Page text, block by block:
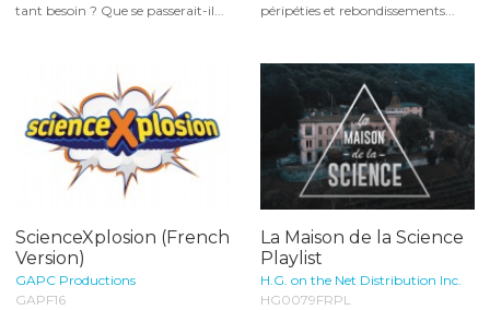
tant besoin ? Que se passerait-il...
péripéties et rebondissements...
ScienceXplosion (French
Version)
GAPC Productions
GAPF16
La Maison de la Science
Playlist
H.G. on the Net Distribution Inc.
HG0079FRPL